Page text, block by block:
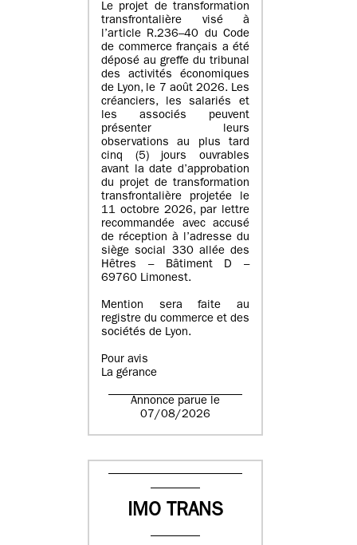
Le projet de transformation
transfrontalière visé à
l’article R.236–40 du Code
de commerce français a été
déposé au greffe du tribunal
des activités économiques
de Lyon, le 7 août 2026. Les
créanciers, les salariés et
les associés peuvent
présenter leurs
observations au plus tard
cinq (5) jours ouvrables
avant la date d’approbation
du projet de transformation
transfrontalière projetée le
11 octobre 2026, par lettre
recommandée avec accusé
de réception à l’adresse du
siège social 330 allée des
Hêtres – Bâtiment D –
69760 Limonest.
Mention sera faite au
registre du commerce et des
sociétés de Lyon.
Pour avis
La gérance
Annonce parue le
07/08/2026
IMO TRANS